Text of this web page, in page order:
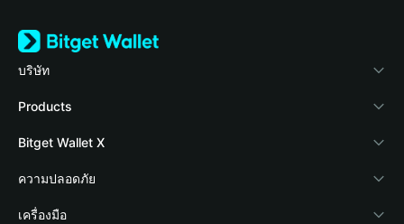
บริษัท
เกี่ยวกับ Bitget Wallet
Blog
Academy
ข่าวสารด้านคริปโต
Products
Crypto Card
Stablecoin Earn
Payfi Crypto
Bitget Wallet X
นักพัฒนา
เชื่อมต่อ Wallet
ความปลอดภัย
Protection Fund
เครื่องมือ